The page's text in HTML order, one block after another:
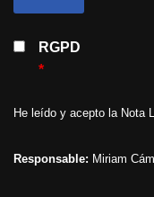
RGPD
*
He leído y acepto la Nota
Responsable: Miriam